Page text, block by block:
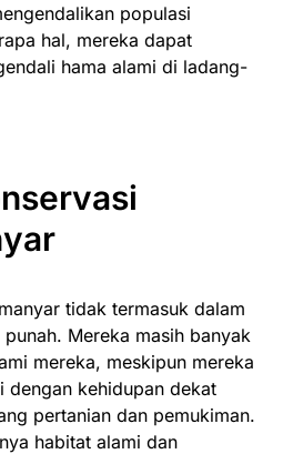
populasi
hal, mereka dapat
hama alami di ladang-
tidak termasuk dalam
Mereka masih banyak
mereka, meskipun mereka
dengan kehidupan dekat
pertanian dan pemukiman.
habitat alami dan